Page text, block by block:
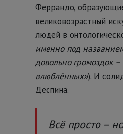
Феррандо,
великовозрастный
людей в
именно под
довольно громоздок
влюблённых»). И
Деспина.
Всё просто –